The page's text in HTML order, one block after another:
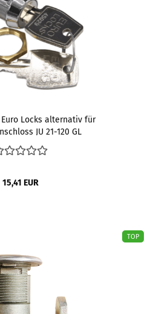
Locks alternativ für
JU 21-120 GL
15,41 EUR
TOP